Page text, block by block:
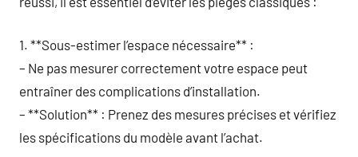
1. **Sous-estimer l’espace nécessaire** :
– Ne pas mesurer correctement votre espace peut
entraîner des complications d’installation.
– **Solution** : Prenez des mesures précises et vérifiez
les spécifications du modèle avant l’achat.